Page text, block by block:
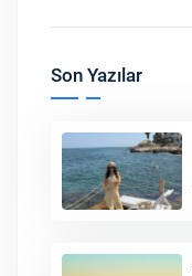
Son Yazılar